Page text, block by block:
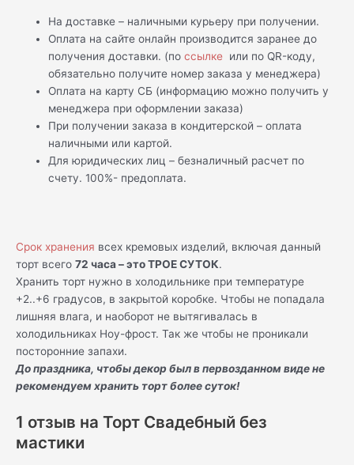
На доставке – наличными курьеру при получении.
Оплата на сайте онлайн производится заранее до
получения доставки. (поссылке или по QR-коду,
обязательно получите номер заказа у менеджера)
Оплата на карту СБ (информацию можно получить у
менеджера при оформлении заказа)
При получении заказа в кондитерской – оплата
наличными или картой.
Для юридических лиц – безналичный расчет по
счету. 100%- предоплата.
Срок хранения всех кремовых изделий, включая данный
торт всего 72 часа – это ТРОЕ СУТОК.
Хранить торт нужно в холодильнике при температуре
+2..+6 градусов, в закрытой коробке. Чтобы не попадала
лишняя влага, и наоборот не вытягивалась в
холодильниках Ноу-фрост. Так же чтобы не проникали
посторонние запахи.
До праздника, чтобы декор был в первозданном виде не
рекомендуем хранить торт более суток!
1 отзыв на Торт Свадебный без
мастики